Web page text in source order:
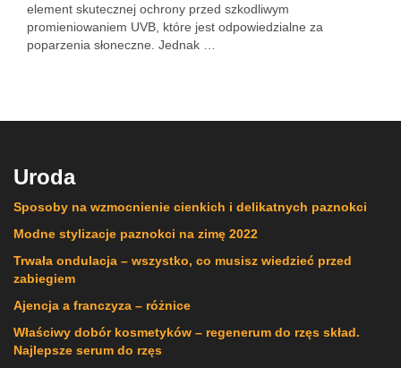
element skutecznej ochrony przed szkodliwym
promieniowaniem UVB, które jest odpowiedzialne za
poparzenia słoneczne. Jednak …
Uroda
Sposoby na wzmocnienie cienkich i delikatnych paznokci
Modne stylizacje paznokci na zimę 2022
Trwała ondulacja – wszystko, co musisz wiedzieć przed
zabiegiem
Ajencja a franczyza – różnice
Właściwy dobór kosmetyków – regenerum do rzęs skład.
Najlepsze serum do rzęs